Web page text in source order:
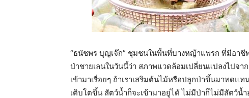
“ธนัชพร บุญเจ๊ก” ชุมชนในพื้นที่บางหญ้าแพรก ที่มีอาชี
ป่าชายเลนในวันนี้ว่า สภาพแวดล้อมเปลี่ยนแปลงไปจา
เข้ามาเรื่อยๆ ถ้าเราเสริมต้นไม้หรือปลูกป่าขึ้นมาทดแ
เติบโตขึ้น สัตว์น้ำก็จะเข้ามาอยู่ได้ ไม่มีป่าก็ไม่มีสัตว์น้